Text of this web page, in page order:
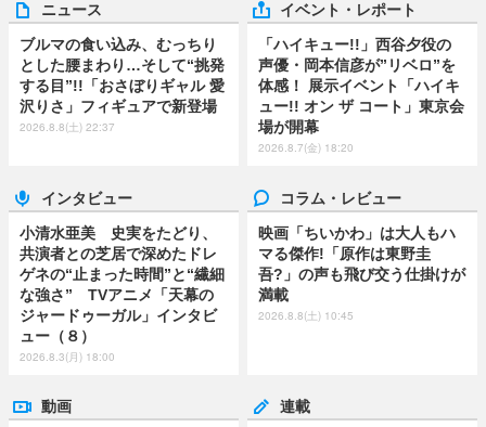
ニュース
ブルマの食い込み、むっちり
とした腰まわり…そして“挑発
する目”!!「おさぼりギャル 愛
沢りさ」フィギュアで新登場
2026.8.8(土) 22:37
イベント・レポート
「ハイキュー!!」西谷夕役の
声優・岡本信彦が”リベロ”を
体感！ 展示イベント「ハイキ
ュー!! オン ザ コート」東京会
場が開幕
2026.8.7(金) 18:20
インタビュー
小清水亜美 史実をたどり、
共演者との芝居で深めたドレ
ゲネの“止まった時間”と“繊細
な強さ” TVアニメ「天幕の
ジャードゥーガル」インタビ
ュー（８）
2026.8.3(月) 18:00
コラム・レビュー
映画「ちいかわ」は大人もハ
マる傑作!「原作は東野圭
吾?」の声も飛び交う仕掛けが
満載
2026.8.8(土) 10:45
動画 連載